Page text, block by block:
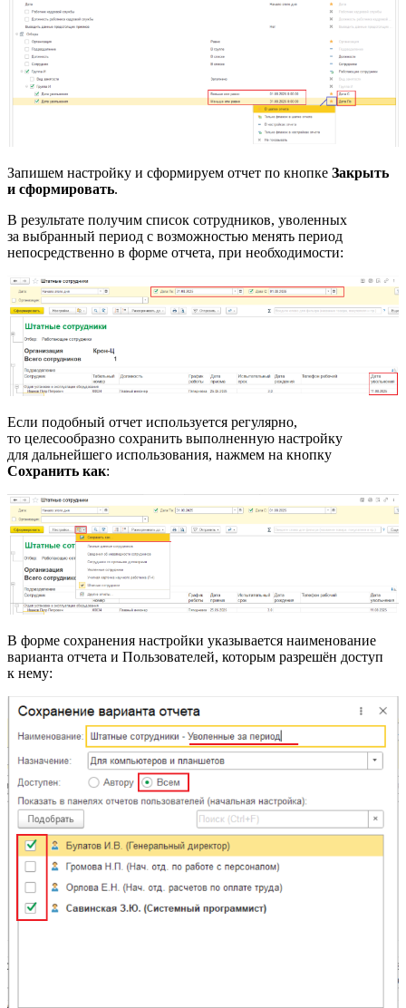
Запишем настройку и сформируем отчет по кнопке Закрыть
и сформировать.
В результате получим список сотрудников, уволенных
за выбранный период с возможностью менять период
непосредственно в форме отчета, при необходимости:
Если подобный отчет используется регулярно,
то целесообразно сохранить выполненную настройку
для дальнейшего использования, нажмем на кнопку
Сохранить как:
В форме сохранения настройки указывается наименование
варианта отчета и Пользователей, которым разрешён доступ
к нему: